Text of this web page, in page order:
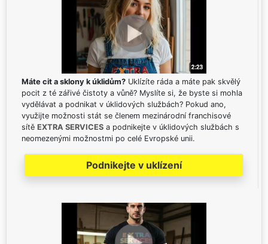
Máte cit a sklony k úklidům? Uklízíte ráda a máte pak skvělý
pocit z té zářivé čistoty a vůně? Myslíte si, že byste si mohla
vydělávat a podnikat v úklidových službách? Pokud ano,
využijte možnosti stát se členem mezinárodní franchisové
sítě EXTRA SERVICES a podnikejte v úklidových službách s
neomezenými možnostmi po celé Evropské unii.
Podnikejte v uklízení